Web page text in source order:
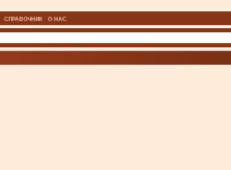
СПРАВОЧНИК О НАС